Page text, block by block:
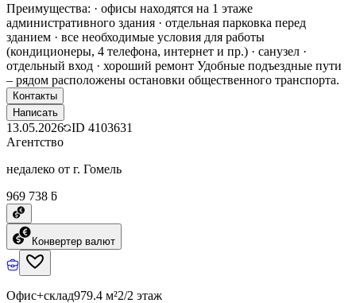
Преимущества: · офисы находятся на 1 этаже
административного здания · отдельная парковка перед
зданием · все необходимые условия для работы
(кондиционеры, 4 телефона, интернет и пр.) · санузел ·
отдельный вход · хороший ремонт Удобные подъездные пути
– рядом расположены остановки общественного транспорта.
Контакты
Написать
13.05.2026 ID 4103631
Агентство
недалеко от г. Гомель
969 738 ƃ
Конвертер валют
Офис+склад979.4 м²2/2 этаж